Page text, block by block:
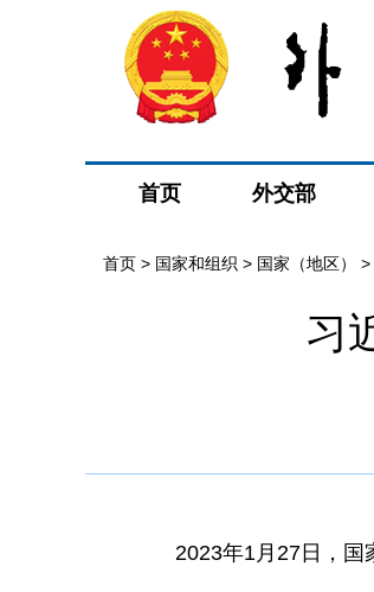
首页 外交部
首页 > 国家和组织 > 国家（地区） >
习
2023年1月27日，国